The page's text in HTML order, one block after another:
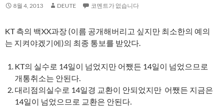
기
8월 4, 2013 DEUTE 코멘트가 없습니다
KT 측의 백XX과장 (이름 공개해버리고 싶지만 최소한의 예의
는 지켜야겠기에)의 최종 통보를 받았다.
KT의 실수로 14일이 넘었지만 어쨌든 14일이 넘었으므로
개통취소는 안된다.
대리점의실수로 14일경 교환이 안되었지만 어쨌든 지금은
14일이 넘었으므로 교환은 안된다.